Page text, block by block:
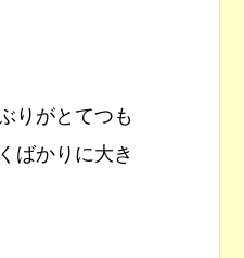
りがとてつも
ばかりに大き